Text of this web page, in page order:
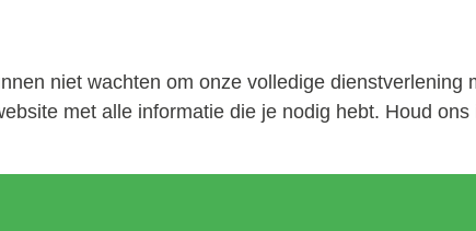
niet wachten om onze volledige dienstverlening
met alle informatie die je nodig hebt. Houd ons